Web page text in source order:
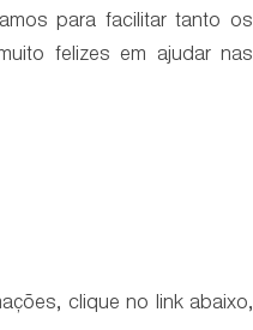
para facilitar tanto os
felizes em ajudar nas
clique no link abaixo,